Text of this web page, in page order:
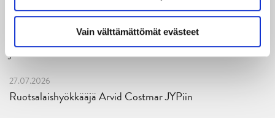
Vain välttämättömät evästeet
29.07.2026
JYPin harjoitusottelut tulevalle 2026-2027 kaudelle on
julkaistu!
27.07.2026
Ruotsalaishyökkääjä Arvid Costmar JYPiin